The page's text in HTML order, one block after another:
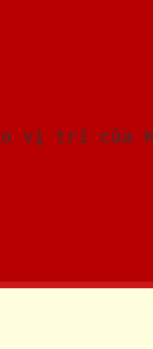
trí của